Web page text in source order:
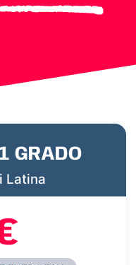
GRADO
Latina